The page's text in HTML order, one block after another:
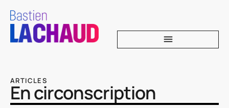
ARTICLES
En circonscription